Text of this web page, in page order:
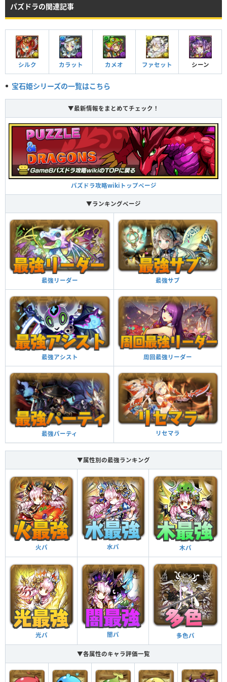
Lv99 2492 1093 403
つけられる潜在キラー
沈着のアレキサンドライト ターン数：19→7
5ターンの間、チーム内の操作時間延長の覚醒数に応じて攻撃力が上昇（1＋
0.4×覚醒数）。（操作時間延長＋は2個分で加算）自分以外のスキルが1ター
バットチャーム
闇属性の全パラメータが1.5倍。闇を4個以上つなげて消すと攻撃力が上昇、
最大8倍。
攻撃力 回復力
Lv99 4195 1840 535
つけられる潜在キラー
沈着のアレキサンドライト ターン数：19→7
5ターンの間、チーム内の操作時間延長の覚醒数に応じて攻撃力が上昇（1＋
0.4×覚醒数）。（操作時間延長＋は2個分で加算）自分以外のスキルが1ター
ン溜まる。
覚醒スキル
覚醒アシスト
他のモンスターにアシストすると自分の覚醒スキル
が付与される
HP強化
HPが500アップする
回復強化
回復力が200アップする
闇ダメージ軽減
闇属性の敵から受けるダメージを軽減する（7％）
ドロップ操作時間が延びる（1秒）
ダンジョンボーナス
1人プレイの時にランク経験値、モンスター経験値、
入手コイン、卵ドロップ率がほんの少し上昇（1.02
倍）
パズドラの関連記事
シルク カラット カメオ ファセット シーン
宝石姫シリーズの一覧はこちら
▼最新情報をまとめてチェック！
パズドラ攻略wikiトップページ
▼ランキングページ
最強リーダー 最強サブ
最強アシスト 周回最強リーダー
最強パーティ リセマラ
▼属性別の最強ランキング
火パ 水パ 木パ
光パ 闇パ 多色パ
▼各属性のキャラ評価一覧